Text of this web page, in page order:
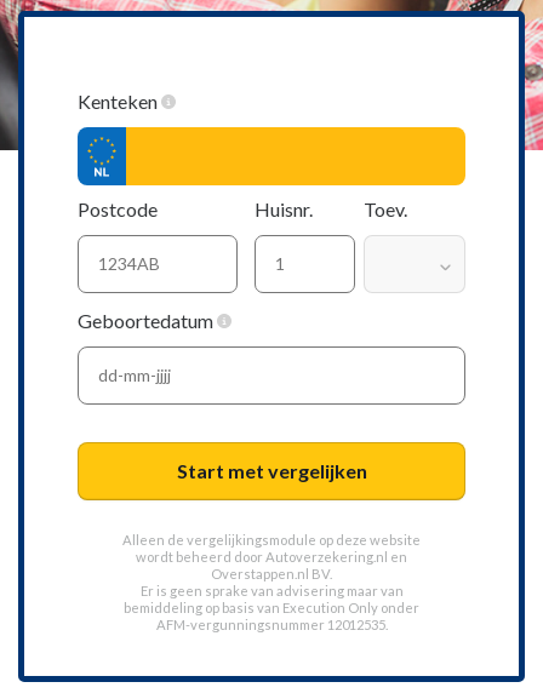
Kenteken
Postcode Huisnr. Toev.
Geboortedatum
Start met vergelijken
Alleen de vergelijkingsmodule op deze website
wordt beheerd door Autoverzekering.nl en
Overstappen.nl BV.
Er is geen sprake van advisering maar van
bemiddeling op basis van Execution Only onder
AFM-vergunningsnummer 12012535.